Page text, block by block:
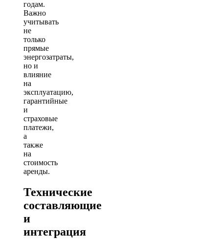
годам.
Важно
учитывать
не
только
прямые
энергозатраты,
но и
влияние
на
эксплуатацию,
гарантийные
и
страховые
платежи,
а
также
на
стоимость
аренды.
Технические
составляющие
и
интеграция